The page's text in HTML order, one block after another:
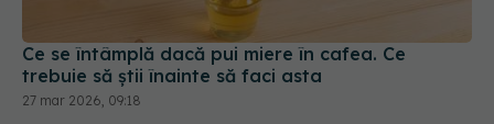
Ce se întâmplă dacă pui miere în cafea. Ce
trebuie să știi înainte să faci asta
27 mar 2026, 09:18